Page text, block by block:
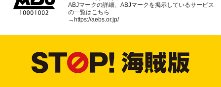
ABJマークの詳細、ABJマークを掲示しているサービス
の一覧はこちら
→https://aebs.or.jp/